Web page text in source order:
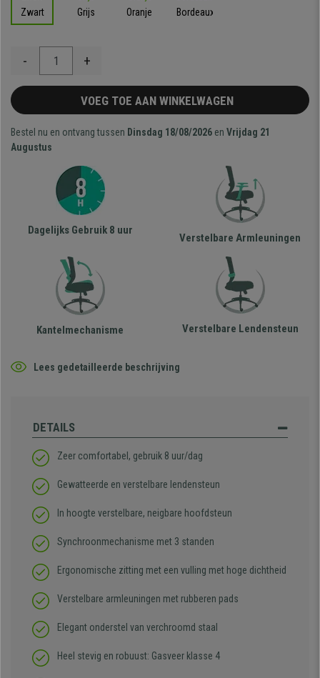
Zwart Grijs Oranje Bordeaux
- +
VOEG TOE AAN WINKELWAGEN
Bestel nu en ontvang tussen Dinsdag 18/08/2026 en Vrijdag 21
Augustus
Dagelijks Gebruik 8 uur
Verstelbare Armleuningen
Kantelmechanisme Verstelbare Lendensteun
Lees gedetailleerde beschrijving
DETAILS
Zeer comfortabel, gebruik 8 uur/dag
Gewatteerde en verstelbare lendensteun
In hoogte verstelbare, neigbare hoofdsteun
Synchroonmechanisme met 3 standen
Ergonomische zitting met een vulling met hoge dichtheid
Verstelbare armleuningen met rubberen pads
Elegant onderstel van verchroomd staal
Heel stevig en robuust: Gasveer klasse 4